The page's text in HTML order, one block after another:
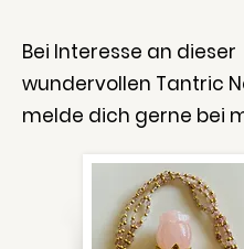
Bei Interesse an dieser
wundervollen Tantric
melde dich gerne bei